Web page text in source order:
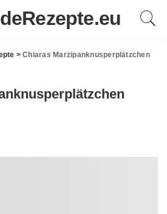
>Chiaras Marzipanknusperplätzchen